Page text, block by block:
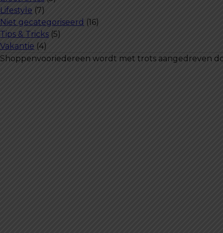
Lifestyle (7)
Niet gecategoriseerd (16)
Tips & Tricks (5)
Vakantie (4)
Shoppenvooriedereen wordt met trots aangedreven